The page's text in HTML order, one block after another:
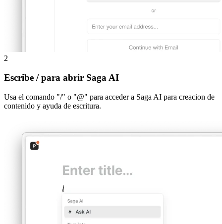
2
Escribe / para abrir Saga AI
Usa el comando "/" o "@" para acceder a Saga AI para creacion de
contenido y ayuda de escritura.